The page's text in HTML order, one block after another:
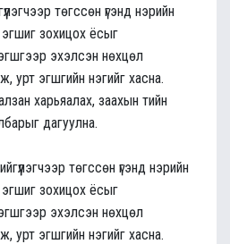
төгссөн үгэнд нэрийн
зохицох ёсыг
эхэлсэн нөхцөл
урт эгшгийн нэгийг хасна.
харьяалах, заахын тийн
дагуулна.
төгссөн үгэнд нэрийн
зохицох ёсыг
эхэлсэн нөхцөл
урт эгшгийн нэгийг хасна.